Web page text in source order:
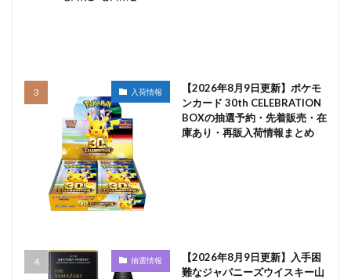
入荷情報
【2026年8月9日更新】ポケモ
ンカード 30th CELEBRATION
BOXの抽選予約・先着販売・在
庫あり・再販入荷情報まとめ
抽選情報
【2026年8月9日更新】入手困
難なジャパニーズウイスキー山